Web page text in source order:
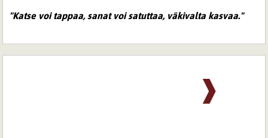
"Katse voi tappaa, sanat voi satuttaa, väkivalta kasvaa."
❱